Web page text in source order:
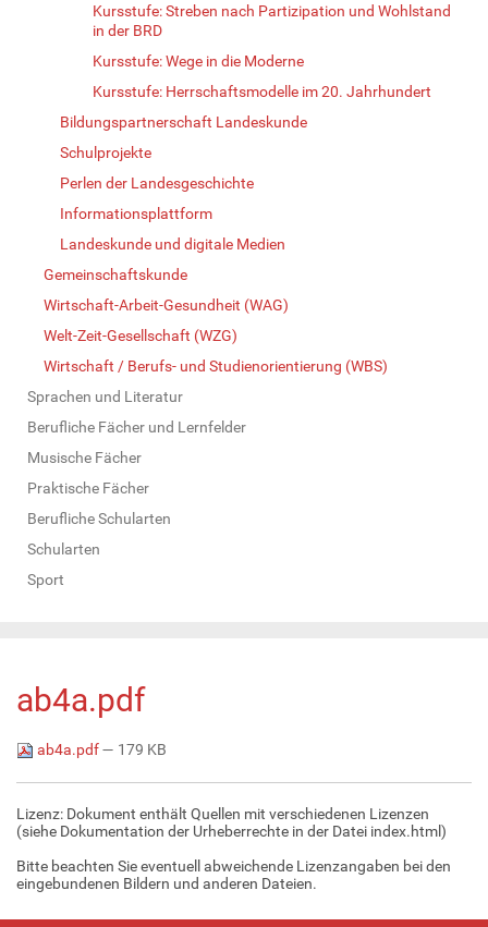
Kursstufe: Streben nach Partizipation und Wohlstand
in der BRD
Kursstufe: Wege in die Moderne
Kursstufe: Herrschaftsmodelle im 20. Jahrhundert
Bildungspartnerschaft Landeskunde
Schulprojekte
Perlen der Landesgeschichte
Informationsplattform
Landeskunde und digitale Medien
Gemeinschaftskunde
Wirtschaft-Arbeit-Gesundheit (WAG)
Welt-Zeit-Gesellschaft (WZG)
Wirtschaft / Berufs- und Studienorientierung (WBS)
Sprachen und Literatur
Berufliche Fächer und Lernfelder
Musische Fächer
Praktische Fächer
Berufliche Schularten
Schularten
Sport
ab4a.pdf
ab4a.pdf— 179 KB
Lizenz: Dokument enthält Quellen mit verschiedenen Lizenzen
(siehe Dokumentation der Urheberrechte in der Datei index.html)
Bitte beachten Sie eventuell abweichende Lizenzangaben bei den
eingebundenen Bildern und anderen Dateien.